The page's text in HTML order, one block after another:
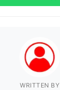
WRITTEN BY